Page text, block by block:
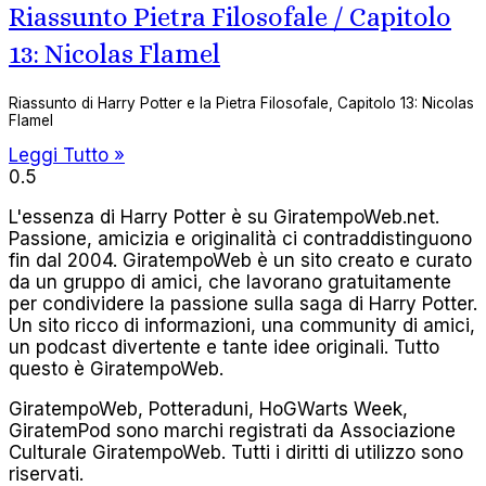
Riassunto Pietra Filosofale / Capitolo
13: Nicolas Flamel
Riassunto di Harry Potter e la Pietra Filosofale, Capitolo 13: Nicolas
Flamel
Leggi Tutto »
L'essenza di Harry Potter è su GiratempoWeb.net.
Passione, amicizia e originalità ci contraddistinguono
fin dal 2004. GiratempoWeb è un sito creato e curato
da un gruppo di amici, che lavorano gratuitamente
per condividere la passione sulla saga di Harry Potter.
Un sito ricco di informazioni, una community di amici,
un podcast divertente e tante idee originali. Tutto
questo è GiratempoWeb.
GiratempoWeb, Potteraduni, HoGWarts Week,
GiratemPod sono marchi registrati da Associazione
Culturale GiratempoWeb. Tutti i diritti di utilizzo sono
riservati.